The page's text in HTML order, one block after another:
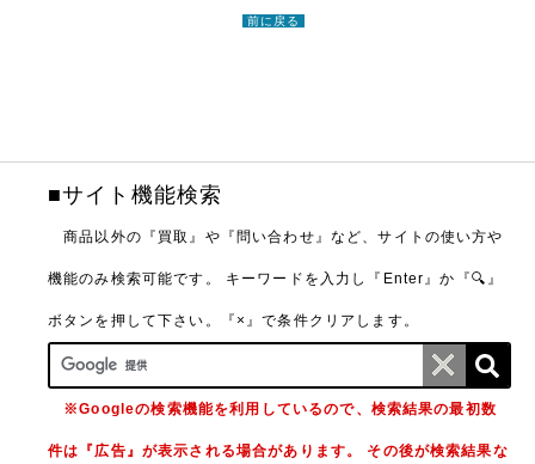
前に戻る
■サイト機能検索
商品以外の『買取』や『問い合わせ』など、サイトの使い方や
機能のみ検索可能です。 キーワードを入力し『Enter』か『🔍』
ボタンを押して下さい。『×』で条件クリアします。
※Googleの検索機能を利用しているので、検索結果の最初数
件は『広告』が表示される場合があります。 その後が検索結果な